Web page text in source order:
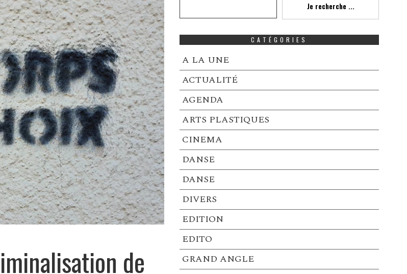
de
Je recherche ...
CATÉGORIES
A LA UNE
ACTUALITÉ
AGENDA
ARTS PLASTIQUES
CINEMA
DANSE
DANSE
DIVERS
EDITION
EDITO
GRAND ANGLE